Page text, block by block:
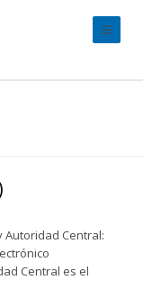
Autoridad Central:
Central es el